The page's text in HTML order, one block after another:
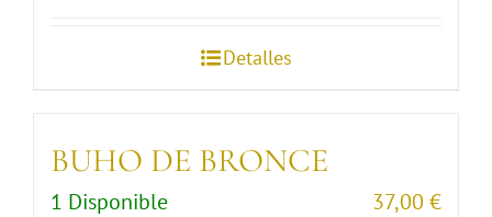
Detalles
BUHO DE BRONCE
1 Disponible 37,00 €